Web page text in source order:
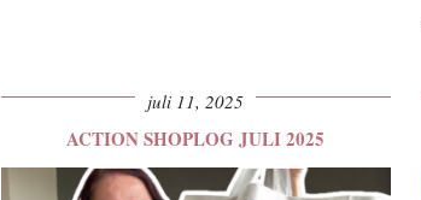
juli 11, 2025
ACTION SHOPLOG JULI 2025